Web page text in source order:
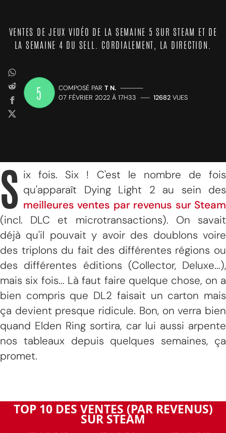
VENTES DE JEUX VIDÉO DE LA SEMAINE 5 SUR STEAM ET DE
LA SEMAINE 4 DU SELL. CORDIALEMENT, LA DIRECTION.
5 COMPOSÉ PAR T N. —————
07 FÉVRIER 2022 À 17H33 —— 12682 VUES
S ix fois. Six ! C'est le nombre de fois
qu'apparaît Dying Light 2 au sein des
meilleures ventes par revenus sur Steam
(incl. DLC et microtransactions). On savait
déjà qu'il pouvait y avoir des doublons voire
des triplons du fait des différentes régions ou
des différentes éditions (Collector, Deluxe...),
mais six fois... Là faut faire quelque chose, on a
bien compris que DL2 faisait un carton mais
ça devient presque ridicule. Bon, on verra bien
quand Elden Ring sortira, car lui aussi arpente
nos tableaux depuis quelques semaines, ça
promet.
TOP 10 DES VENTES (PAR REVENUS)
SUR STEAM